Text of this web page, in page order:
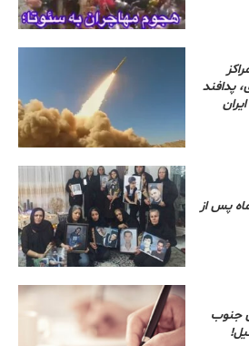
پدافند
پس از
جنوب